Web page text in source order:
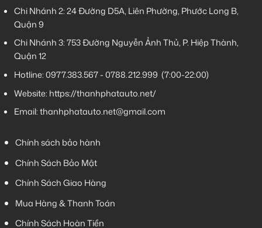
Chi Nhánh 2:24 Đường D5A, Liên Phường, Phước Long B,
Quận 9
Chi Nhánh 3:753 Đường Nguyễn Ảnh Thủ, P. Hiệp Thành,
Quận 12
Hotline:0977.383.567-0788.212.999 (7:00-22:00)
Website: https://thanhphatauto.net/
Email:thanhphatauto.net@gmail.com
Chính sách bảo hành
Chính Sách Bảo Mật
Chính Sách Giao Hàng
Mua Hàng & Thanh Toán
Chính Sách Hoàn Tiền